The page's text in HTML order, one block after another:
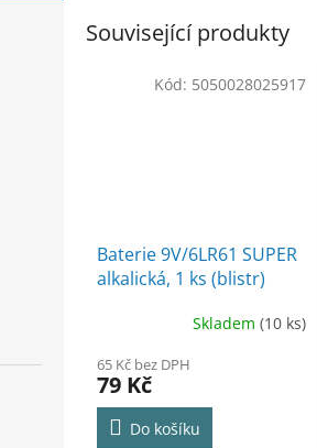
Související produkty
Baterie 9V/6LR61 SUPER
alkalická, 1 ks (blistr)
Skladem (10 ks)
65 Kč bez DPH
79 Kč
Do košíku
Kód: 5050028025917